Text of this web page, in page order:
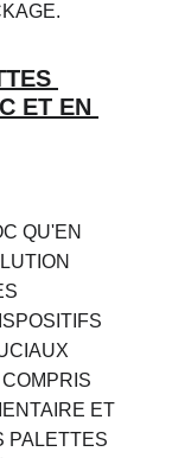
ET EN
QU'EN
ET
PALETTES